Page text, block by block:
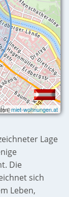
miet-wohnungen.at
Lage
Die
sich
Leben,